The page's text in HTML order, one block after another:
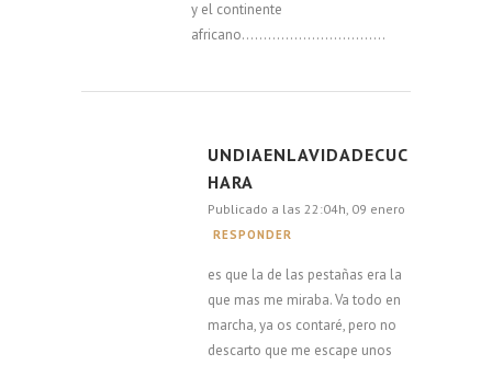
y el continente
africano……………………………
UNDIAENLAVIDADECUC
HARA
Publicado a las 22:04h, 09 enero
RESPONDER
es que la de las pestañas era la
que mas me miraba. Va todo en
marcha, ya os contaré, pero no
descarto que me escape unos